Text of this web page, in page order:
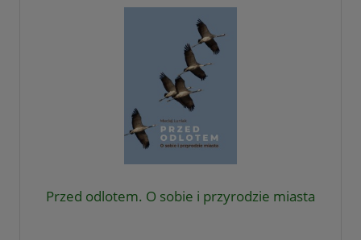
Przed odlotem. O sobie i przyrodzie miasta